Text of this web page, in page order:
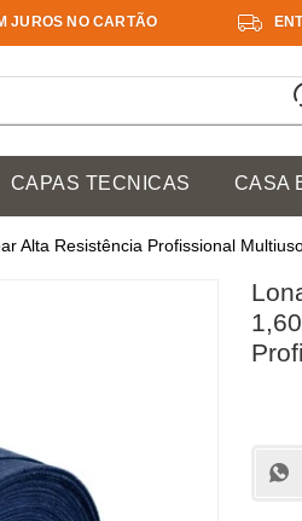
JUROS NO CARTÃO
CAPAS TECNICAS CASA
Alta Resistência Profissional